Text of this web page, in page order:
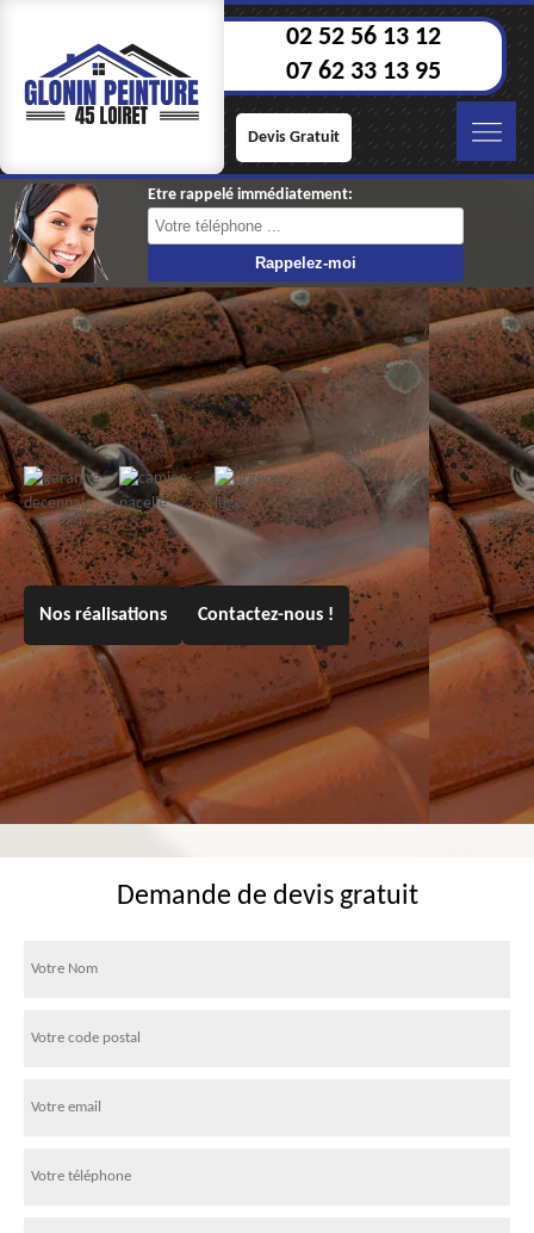
02 52 56 13 12
07 62 33 13 95
Devis Gratuit
Etre rappelé immédiatement:
Nos réalisations Contactez-nous !
Demande de devis gratuit